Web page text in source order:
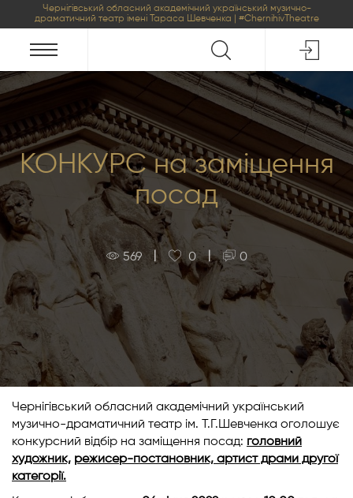
Чернігівський обласний академічний український музично-
драматичний театр імені Тараса Шевченка | #ChernihivTheatre
КОНКУРС на заміщення
посад
569 | 0 | 0
Чернігівський обласний академічний український
музично-драматичний театр ім. Т.Г.Шевченка оголошує
конкурсний відбір на заміщення посад: головний
художник, режисер-постановник, артист драми другої
категорії.